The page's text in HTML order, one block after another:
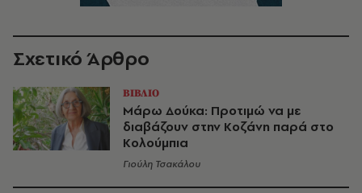
Σχετικό Άρθρο
ΒΙΒΛΙΟ
Μάρω Δούκα: Προτιμώ να με
διαβάζουν στην Κοζάνη παρά στο
Κολούμπια
Γιούλη Τσακάλου